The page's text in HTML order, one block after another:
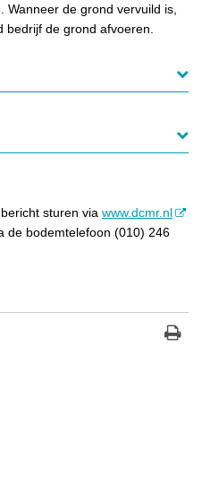
de grond vervuild is,
de grond afvoeren.
sturen via www.dcmr.nl
de bodemtelefoon (010) 246